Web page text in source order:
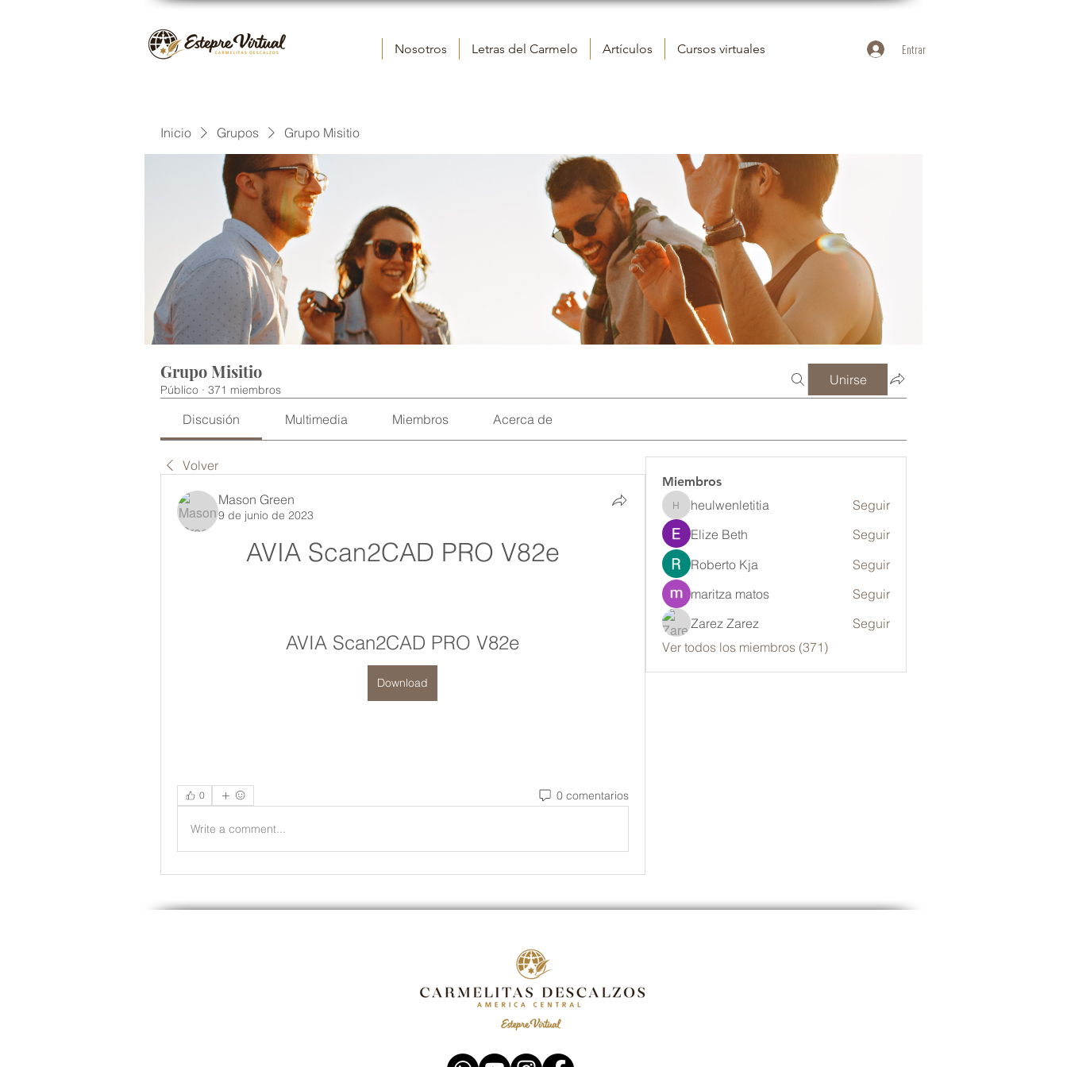
Nosotros Letras del Carmelo Artículos Cursos virtuales Entrar
Inicio Grupos Grupo Misitio
Grupo Misitio
Público · 371 miembros
Unirse
Discusión Multimedia Miembros Acerca de
Volver
Mason Green
9 de junio de 2023
AVIA Scan2CAD PRO V82e
AVIA Scan2CAD PRO V82e
Download
0 0 comentarios
Write a comment...
Miembros
heulwenletitia
heulwenletitia
Seguir
Elize Beth
Seguir
Roberto Kja
Seguir
maritza matos
Seguir
Zarez Zarez
Seguir
Ver todos los miembros (371)